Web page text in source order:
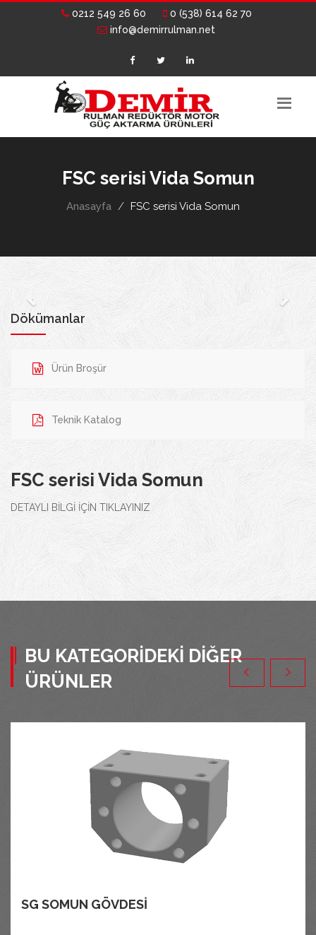
0212 549 26 60
0 (538) 614 62 70
info@demirrulman.net
FSC serisi Vida Somun
Anasayfa FSC serisi Vida Somun
Previous Next
Dökümanlar
Ürün Broşür
Teknik Katalog
FSC serisi Vida Somun
DETAYLI BİLGİ İÇİN TIKLAYINIZ
BU KATEGORIDEKI DIĞER
ÜRÜNLER
SG SOMUN GÖVDESI